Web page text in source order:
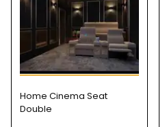
Home Cinema Seat
Double